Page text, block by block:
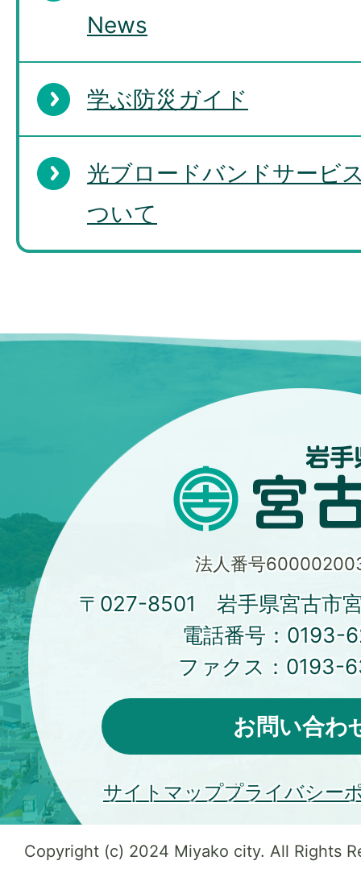
News
学ぶ防災ガイド
光ブロードバンドサービ
ついて
法人番号
〒027-8501 岩手県宮古市
電話番号： 0193-
ファクス： 0193-
お問い合わ
サイトマッププライバシー
Copyright (c) 2024 Miyako city. All Rights